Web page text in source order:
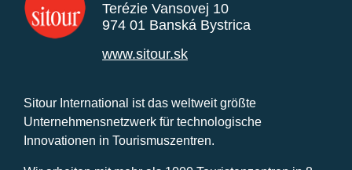
Terézie Vansovej 10
974 01 Banská Bystrica
www.sitour.sk
Sitour International ist das weltweit größte
Unternehmensnetzwerk für technologische
Innovationen in Tourismuszentren.